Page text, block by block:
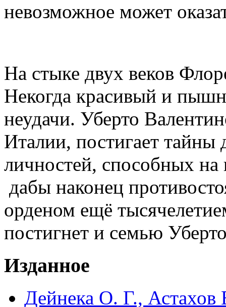
невозможное может
На стыке двух веков
Некогда красивый и
неудачи. Уберто
Италии, постигает тайны
личностей, способных
дабы наконец
орденом ещё
постигнет и семью
Изданное
Дейнека О. Г.,